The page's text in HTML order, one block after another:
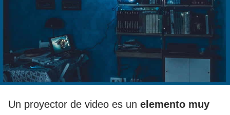
Un proyector de video es un elemento muy